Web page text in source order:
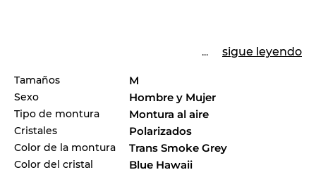
... sigue leyendo
Tamaños M
Sexo Hombre y Mujer
Tipo de montura Montura al aire
Cristales Polarizados
Color de la montura Trans Smoke Grey
Color del cristal Blue Hawaii